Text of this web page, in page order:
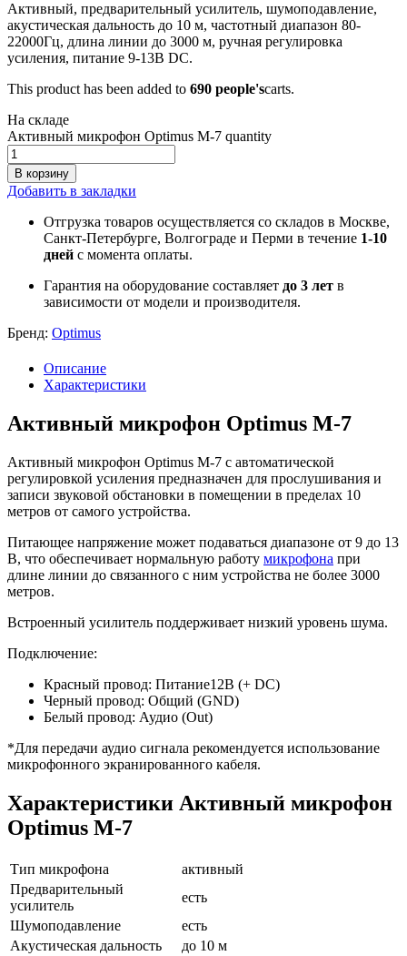
Активный, предварительный усилитель, шумоподавление,
акустическая дальность до 10 м, частотный диапазон 80-
22000Гц, длина линии до 3000 м, ручная регулировка
усиления, питание 9-13В DC.
This product has been added to 690 people'scarts.
На складе
Активный микрофон Optimus M-7 quantity
В корзину
Добавить в закладки
Отгрузка товаров осуществляется со складов в Москве,
Санкт-Петербурге, Волгограде и Перми в течение 1-10
дней с момента оплаты.
Гарантия на оборудование составляет до 3 лет в
зависимости от модели и производителя.
Бренд: Optimus
Описание
Характеристики
Активный микрофон Optimus M-7
Активный микрофон Optimus M-7 с автоматической
регулировкой усиления предназначен для прослушивания и
записи звуковой обстановки в помещении в пределах 10
метров от самого устройства.
Питающее напряжение может подаваться диапазоне от 9 до 13
В, что обеспечивает нормальную работу микрофона при
длине линии до связанного с ним устройства не более 3000
метров.
Встроенный усилитель поддерживает низкий уровень шума.
Подключение:
Красный провод: Питание12В (+ DC)
Черный провод: Общий (GND)
Белый провод: Аудио (Out)
*Для передачи аудио сигнала рекомендуется использование
микрофонного экранированного кабеля.
Характеристики Активный микрофон
Optimus M-7
Тип микрофона
активный
Предварительный
усилитель
есть
Шумоподавление
есть
Акустическая дальность
до 10 м